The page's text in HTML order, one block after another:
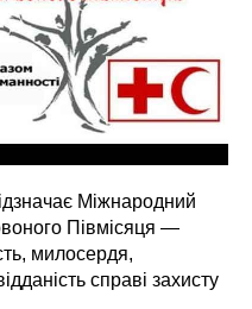
Міжнародний
Півмісяця —
милосердя,
справі захисту